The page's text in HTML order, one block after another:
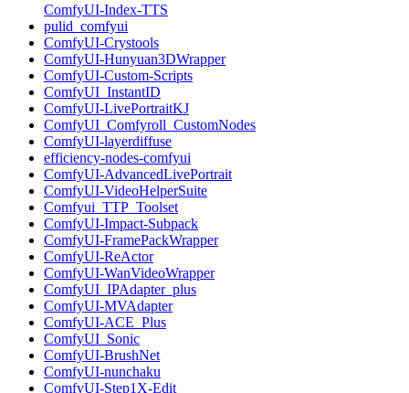
ComfyUI-Index-TTS
pulid_comfyui
ComfyUI-Crystools
ComfyUI-Hunyuan3DWrapper
ComfyUI-Custom-Scripts
ComfyUI_InstantID
ComfyUI-LivePortraitKJ
ComfyUI_Comfyroll_CustomNodes
ComfyUI-layerdiffuse
efficiency-nodes-comfyui
ComfyUI-AdvancedLivePortrait
ComfyUI-VideoHelperSuite
Comfyui_TTP_Toolset
ComfyUI-Impact-Subpack
ComfyUI-FramePackWrapper
ComfyUI-ReActor
ComfyUI-WanVideoWrapper
ComfyUI_IPAdapter_plus
ComfyUI-MVAdapter
ComfyUI-ACE_Plus
ComfyUI_Sonic
ComfyUI-BrushNet
ComfyUI-nunchaku
ComfyUI-Step1X-Edit